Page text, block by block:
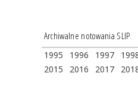
Archiwalne notowania SLIP
1995 1996 1997
2015
2016 2017